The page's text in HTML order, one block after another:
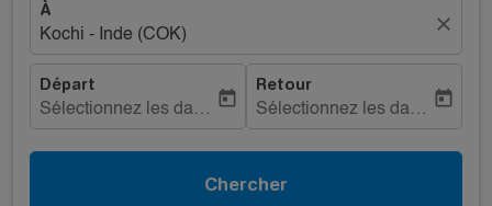
À
Kochi - Inde (COK)
close
Départ
Sélectionnez les dates
today
Retour
Sélectionnez les dates
today
Chercher